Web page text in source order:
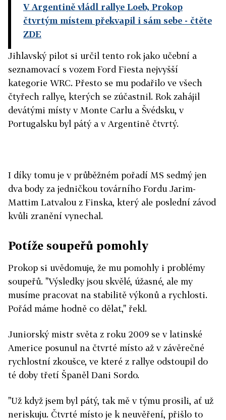
V Argentině vládl rallye Loeb, Prokop
čtvrtým místem překvapil i sám sebe - čtěte
ZDE
Jihlavský pilot si určil tento rok jako učební a
seznamovací s vozem Ford Fiesta nejvyšší
kategorie WRC. Přesto se mu podařilo ve všech
čtyřech rallye, kterých se zúčastnil. Rok zahájil
devátými místy v Monte Carlu a Švédsku, v
Portugalsku byl pátý a v Argentině čtvrtý.
I díky tomu je v průběžném pořadí MS sedmý jen
dva body za jedničkou továrního Fordu Jarim-
Mattim Latvalou z Finska, který ale poslední závod
kvůli zranění vynechal.
Potíže soupeřů pomohly
Prokop si uvědomuje, že mu pomohly i problémy
soupeřů. "Výsledky jsou skvělé, úžasné, ale my
musíme pracovat na stabilitě výkonů a rychlosti.
Pořád máme hodně co dělat," řekl.
Juniorský mistr světa z roku 2009 se v latinské
Americe posunul na čtvrté místo až v závěrečné
rychlostní zkoušce, ve které z rallye odstoupil do
té doby třetí Španěl Dani Sordo.
"Už když jsem byl pátý, tak mě v týmu prosili, ať už
neriskuju. Čtvrté místo je k neuvěření, přišlo to